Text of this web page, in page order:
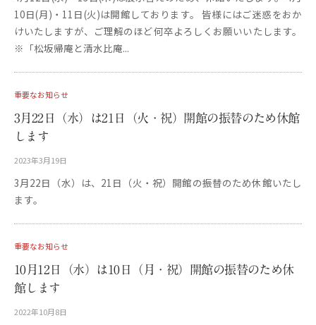
新
用
10日(月)・11日(火)は開館しております。 皆様にはご迷惑をおか
けいたしますが、ご理解のほど何卒よろしくお願いいたします。
※「松坂帰庵と清水比庵...
重要なお知らせ
3月22日（水）は21日（火・祝）開館の振替のため休館
します
2023年3月19日
更
3月22日（水）は、21日（火・祝）開館の振替のため休館いたし
ます。
重要なお知らせ
10月12日（水）は10日（月・祝）開館の振替のため休
館します
2022年10月8日